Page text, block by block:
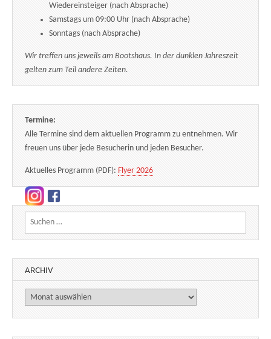
Wiedereinsteiger (nach Absprache)
Samstags um 09:00 Uhr (nach Absprache)
Sonntags (nach Absprache)
Wir treffen uns jeweils am Bootshaus. In der dunklen Jahreszeit
gelten zum Teil andere Zeiten.
Termine:
Alle Termine sind dem aktuellen Programm zu entnehmen. Wir
freuen uns über jede Besucherin und jeden Besucher.
Aktuelles Programm (PDF): Flyer 2026
Suchen nach:
ARCHIV
Archiv